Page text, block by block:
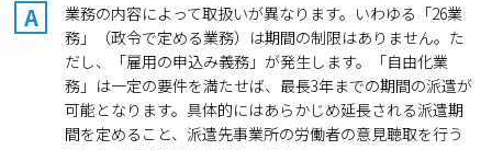
A
業務の内容によって取扱いが異なります。いわゆる「26業
務」（政令で定める業務）は期間の制限はありません。た
だし、「雇用の申込み義務」が発生します。「自由化業
務」は一定の要件を満たせば、最長3年までの期間の派遣が
可能となります。具体的にはあらかじめ延長される派遣期
間を定めること、派遣先事業所の労働者の意見聴取を行う